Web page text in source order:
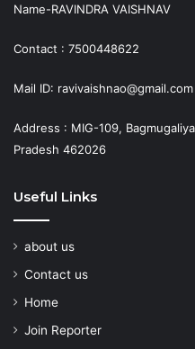
Name-RAVINDRA VAISHNAV
Contact : 7500448622
Mail ID: ravivaishnao@gmail.com
Address : MIG-109,
Pradesh 462026
Useful Links
about us
Contact us
Home
Join Reporter